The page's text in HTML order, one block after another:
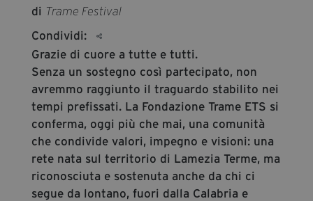
di Trame Festival
Condividi:
Grazie di cuore a tutte e tutti.
Senza un sostegno così partecipato, non
avremmo raggiunto il traguardo stabilito nei
tempi prefissati. La Fondazione Trame ETS si
conferma, oggi più che mai, una comunità
che condivide valori, impegno e visioni: una
rete nata sul territorio di Lamezia Terme, ma
riconosciuta e sostenuta anche da chi ci
segue da lontano, fuori dalla Calabria e